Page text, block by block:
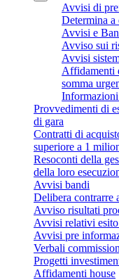
Avvisi di
Determina a
Avvisi e
Avviso sui
Avvisi
Affidamenti
somma
Provvedimenti di
di gara
Contratti di
superiore a 1
Resoconti della
della loro
Avvisi bandi
Delibera contrarre
Avviso risultati
Avvisi relativi
Avvisi pre
Verbali
Progetti
Affidamenti house